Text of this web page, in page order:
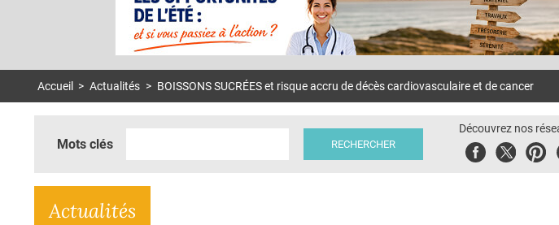
Accueil > Actualités > BOISSONS SUCRÉES et risque accru de décès cardiovasculaire et de cancer
Mots clés
Découvrez nos
FacebookTwitter
Actualités